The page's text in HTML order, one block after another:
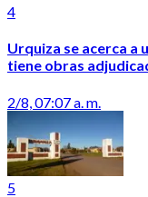
4
Urquiza se acerca a
tiene obras
2/8, 07:07 a. m.
5